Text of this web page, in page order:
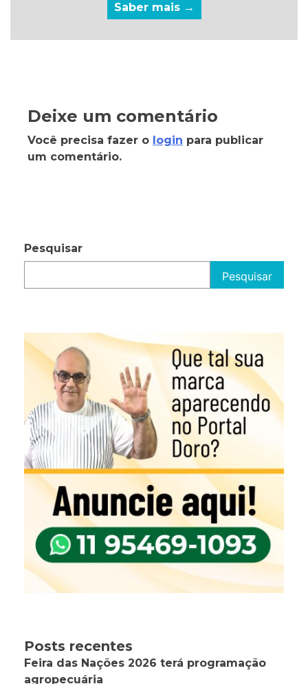
Saber mais →
Deixe um comentário
Você precisa fazer o login para publicar
um comentário.
Pesquisar
Pesquisar
Posts recentes
Feira das Nações 2026 terá programação
agropecuária